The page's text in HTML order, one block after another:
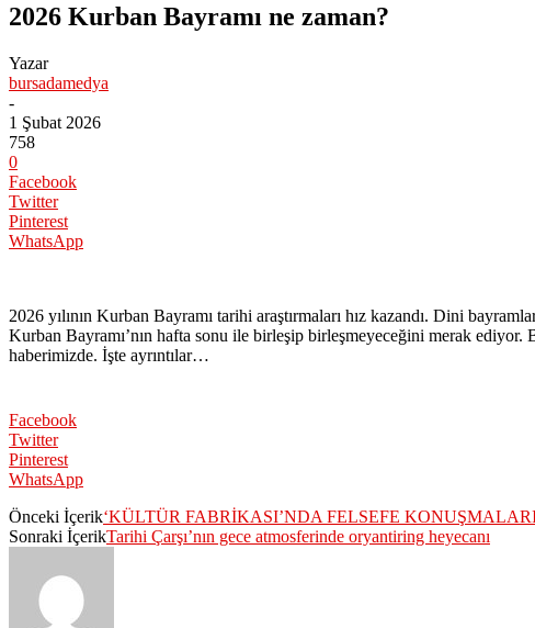
2026 Kurban Bayramı ne zaman?
Yazar
bursadamedya
-
1 Şubat 2026
758
0
Facebook
Twitter
Pinterest
WhatsApp
2026 yılının Kurban Bayramı tarihi araştırmaları hız kazandı. Dini
Kurban Bayramı’nın hafta sonu ile birleşip birleşmeyeceğini merak
haberimizde. İşte ayrıntılar…
Facebook
Twitter
Pinterest
WhatsApp
Önceki İçerik‘KÜLTÜR FABRİKASI’NDA FELSEFE
Sonraki İçerikTarihi Çarşı’nın gece atmosferinde oryantiring heyecanı